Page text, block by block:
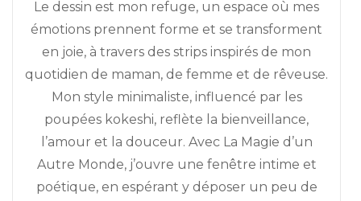
Le dessin est mon refuge, un espace où mes
émotions prennent forme et se transforment
en joie, à travers des strips inspirés de mon
quotidien de maman, de femme et de rêveuse.
Mon style minimaliste, influencé par les
poupées kokeshi, reflète la bienveillance,
l’amour et la douceur. Avec La Magie d’un
Autre Monde, j’ouvre une fenêtre intime et
poétique, en espérant y déposer un peu de